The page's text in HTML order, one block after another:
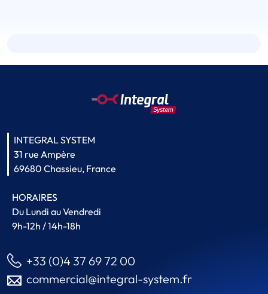
INTEGRAL SYSTEM
31 rue Ampère
69680 Chassieu, France
HORAIRES
Du Lundi au Vendredi
9h-12h / 14h-18h
+33 (0)4 37 69 72 00
commercial@integral-system.fr